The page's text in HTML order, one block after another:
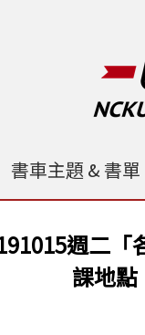
書車主題 & 書單
週二「
課地